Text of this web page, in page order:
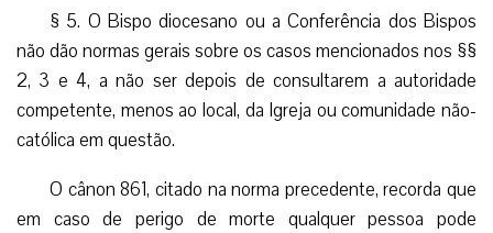
§ 5. O Bispo diocesano ou a Conferência dos Bispos
não dão normas gerais sobre os casos mencionados nos §§
2, 3 e 4, a não ser depois de consultarem a autoridade
competente, menos ao local, da Igreja ou comunidade não-
católica em questão.
O cânon 861, citado na norma precedente, recorda que
em caso de perigo de morte qualquer pessoa pode